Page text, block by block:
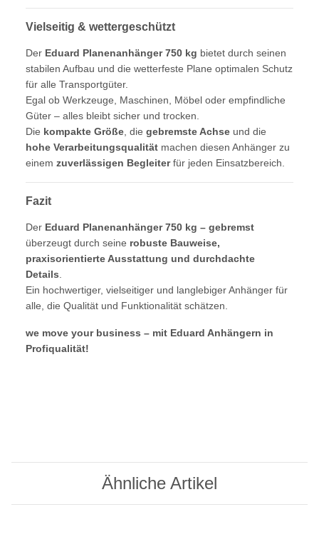
Vielseitig & wettergeschützt
Der Eduard Planenanhänger 750 kg bietet durch seinen
stabilen Aufbau und die wetterfeste Plane optimalen Schutz
für alle Transportgüter.
Egal ob Werkzeuge, Maschinen, Möbel oder empfindliche
Güter – alles bleibt sicher und trocken.
Die kompakte Größe , die gebremste Achse und die
hohe Verarbeitungsqualität machen diesen Anhänger zu
einem zuverlässigen Begleiterfür jeden Einsatzbereich.
Fazit
Der Eduard Planenanhänger 750 kg – gebremst
überzeugt durch seine robuste Bauweise,
praxisorientierte Ausstattung und durchdachte
Details
Ein hochwertiger, vielseitiger und langlebiger Anhänger für
alle, die Qualität und Funktionalität schätzen.
we move your business – mit Eduard Anhängern in
Profiqualität!
Ähnliche Artikel